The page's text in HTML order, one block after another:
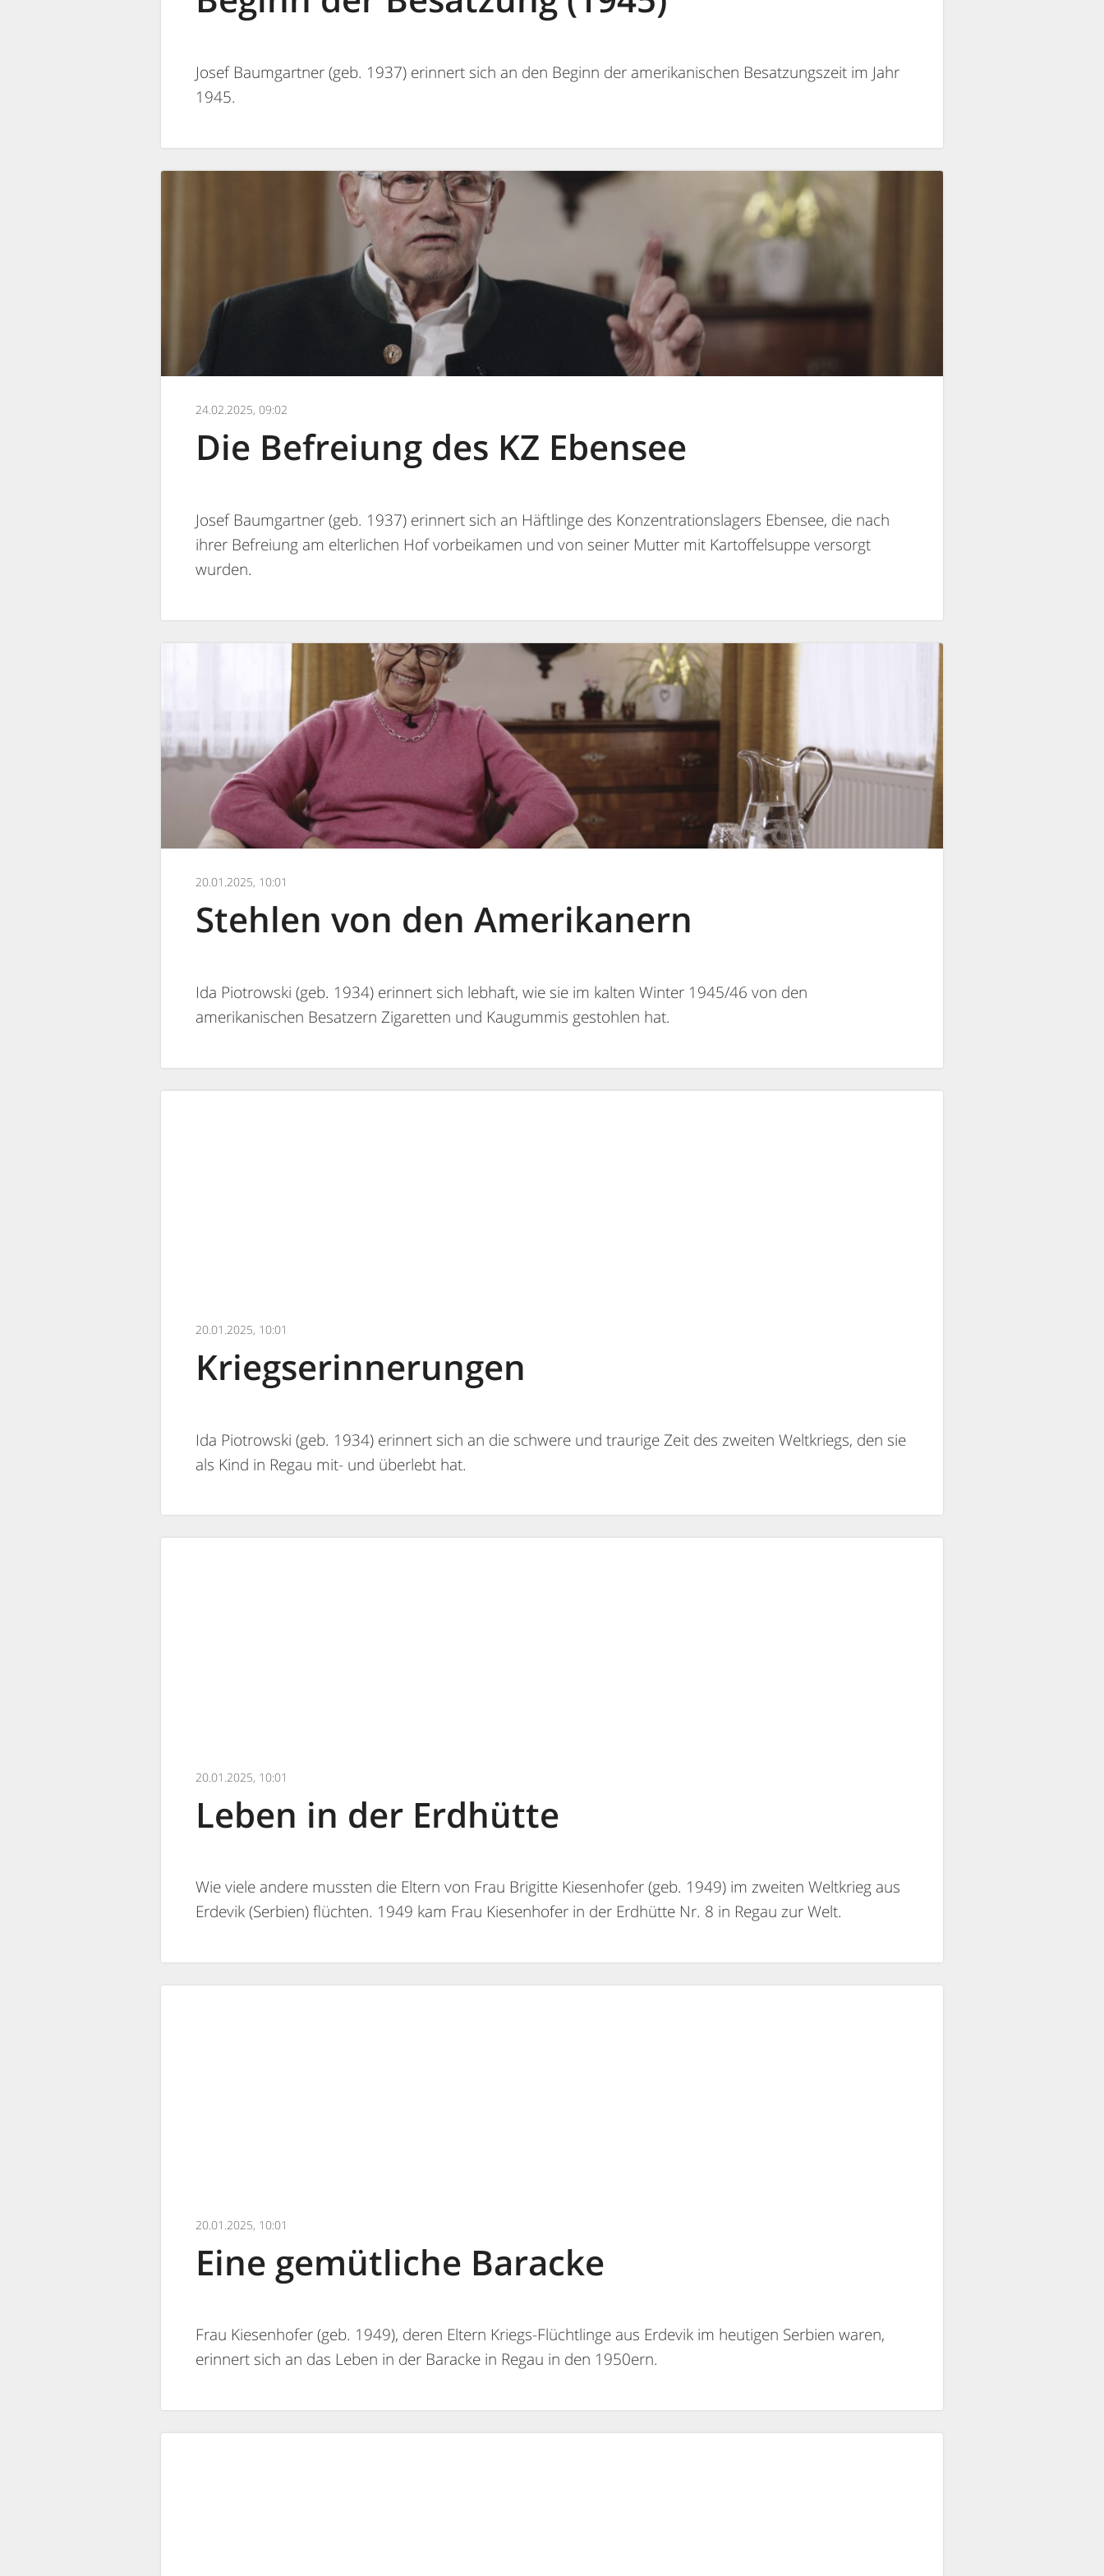
Josef Baumgartner (geb. 1937) erinnert sich an den Beginn der amerikanischen Besatzungszeit im Jahr
1945.
24.02.2025, 09:02
Die Befreiung des KZ Ebensee
Josef Baumgartner (geb. 1937) erinnert sich an Häftlinge des Konzentrationslagers Ebensee, die nach
ihrer Befreiung am elterlichen Hof vorbeikamen und von seiner Mutter mit Kartoffelsuppe versorgt
wurden.
20.01.2025, 10:01
Stehlen von den Amerikanern
Ida Piotrowski (geb. 1934) erinnert sich lebhaft, wie sie im kalten Winter 1945/46 von den
amerikanischen Besatzern Zigaretten und Kaugummis gestohlen hat.
20.01.2025, 10:01
Kriegserinnerungen
Ida Piotrowski (geb. 1934) erinnert sich an die schwere und traurige Zeit des zweiten Weltkriegs, den sie
als Kind in Regau mit- und überlebt hat.
20.01.2025, 10:01
Leben in der Erdhütte
Wie viele andere mussten die Eltern von Frau Brigitte Kiesenhofer (geb. 1949) im zweiten Weltkrieg aus
Erdevik (Serbien) flüchten. 1949 kam Frau Kiesenhofer in der Erdhütte Nr. 8 in Regau zur Welt.
20.01.2025, 10:01
Eine gemütliche Baracke
Frau Kiesenhofer (geb. 1949), deren Eltern Kriegs-Flüchtlinge aus Erdevik im heutigen Serbien waren,
erinnert sich an das Leben in der Baracke in Regau in den 1950ern.